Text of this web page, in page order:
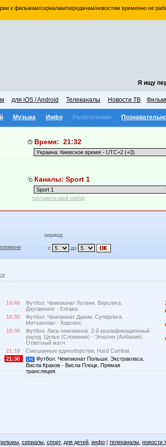
к фильмам/сериалам/передачам/новостям временно не
Я ищу
для iOS / Android Телеканалы Новости ТВ
Музыка Инфо Развлечения
Время: 21:32
Каналы: Sport 1
составить свой набор
период:
с до
14:40
Футбол. Чемпионат Латвии. Вирслига.
Даугавпилс - Елгава.
16:30
Футбол. Чемпионат Дании. Суперлига.
Митъюллан - Хорсенс.
18:30
Футбол. Лига чемпионов. 2-й квалификационный
раунд. Целье (Словения) - Эгнатия (Албания).
Ответный матч.
21:10
Смешанные единоборства. Hard Combat.
21:30
Футбол. Чемпионат Польши. Экстракласа.
Висла Краков - Висла Плоцк. Прямая
трансляция.
сериалы спорт, для детей инфо | телеканалы новости